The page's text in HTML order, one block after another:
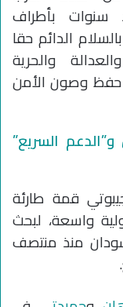
سنوات بأطراف
الدائم حقا
والحرية
حفظ وصون الأمن
السريع”
قمة طارئة
واسعة، لبحث
منذ منتصف